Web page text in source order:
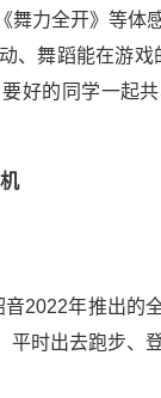
舞力全开》等体
、舞蹈能在游
好的同学一起
2022年推出的
平时出去跑步、